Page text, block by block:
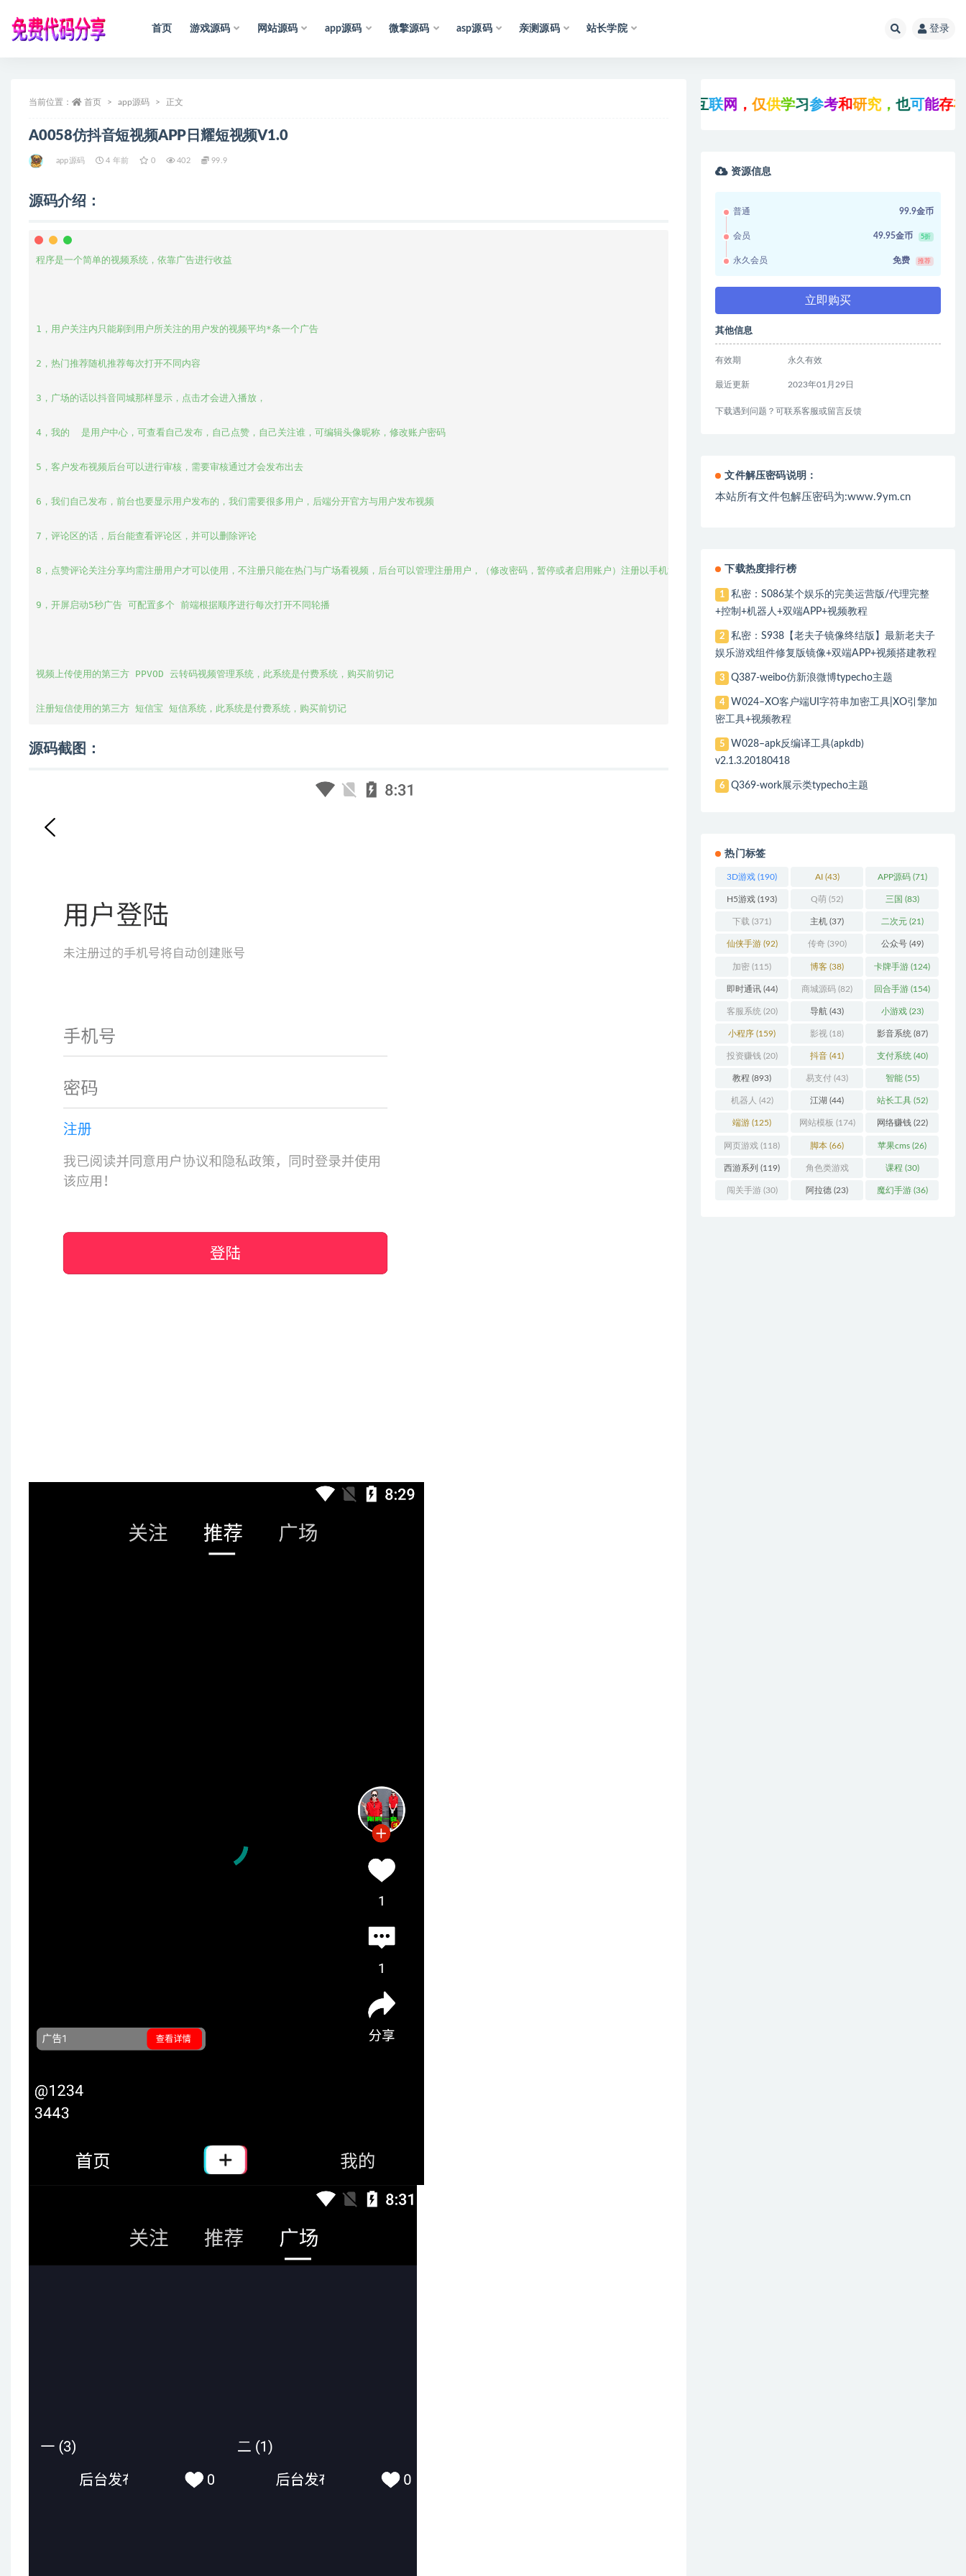
首页 游戏源码 网站源码 app源码 微擎源码 asp源码 亲测源码 站长学院 登录
当前位置： 首页 app源码 正文
A0058仿抖音短视频APP日耀短视频V1.0
app源码 4 年前 0 402 99.9
源码介绍：
程序是一个简单的视频系统，依靠广告进行收益
1，用户关注内只能刷到用户所关注的用户发的视频平均*条一个广告
2，热门推荐随机推荐每次打开不同内容
3，广场的话以抖音同城那样显示，点击才会进入播放，
4，我的  是用户中心，可查看自己发布，自己点赞，自己关注谁，可编辑头像昵称，修改账户密码
5，客户发布视频后台可以进行审核，需要审核通过才会发布出去
6，我们自己发布，前台也要显示用户发布的，我们需要很多用户，后端分开官方与用户发布视频
7，评论区的话，后台能查看评论区，并可以删除评论
8，点赞评论关注分享均需注册用户才可以使用，不注册只能在热门与广场看视频，后台可以管理注册用户，（修改密码，暂停或者启用账户）注册以手机注册
9，开屏启动5秒广告 可配置多个 前端根据顺序进行每次打开不同轮播
视频上传使用的第三方 PPVOD 云转码视频管理系统，此系统是付费系统，购买前切记
注册短信使用的第三方 短信宝 短信系统，此系统是付费系统，购买前切记
源码截图：
，仅供学 习参考和研究，也可能 存在 未知的
资源信息
普通 99.9金币
会员 49.95金币 5折
永久会员 免费 推荐
立即购买
其他信息
有效期 永久有效
最近更新 2023年01月29日
下载遇到问题？可联系客服或留言反馈
文件解压密码说明：
本站所有文件包解压密码为:www.9ym.cn
下载热度排行榜
1
私密：S086某个娱乐的完美运营版/代理完整
+控制+机器人+双端APP+视频教程
2
私密：S938【老夫子镜像终结版】最新老夫子
娱乐游戏组件修复版镜像+双端APP+视频搭建教程
3 Q387-weibo仿新浪微博typecho主题
4
W024–XO客户端UI字符串加密工具|XO引擎加
密工具+视频教程
5
W028–apk反编译工具(apkdb)
v2.1.3.20180418
6 Q369-work展示类typecho主题
热门标签
3D游戏 (190) AI(43) APP源码(71)
H5游戏 (193) Q萌 (52) 三国 (83)
下载 (371) 主机 (37) 二次元(21)
仙侠手游(92) 传奇(390) 公众号(49)
加密 (115) 博客 (38) 卡牌手游 (124)
即时通讯(44) 商城源码 (82) 回合手游 (154)
客服系统 (20) 导航 (43) 小游戏(23)
小程序 (159) 影视 (18) 影音系统 (87)
投资赚钱 (20) 抖音 (41) 支付系统 (40)
教程 (893) 易支付 (43) 智能(55)
机器人 (42) 江湖 (44) 站长工具(52)
端游 (125) 网站模板 (174) 网络赚钱(22)
网页游戏 (118) 脚本 (66) 苹果cms (26)
西游系列 (119) 角色类游戏
(306)
课程 (30)
闯关手游(30) 阿拉德 (23) 魔幻手游(36)